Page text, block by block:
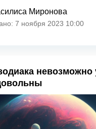
Миронова
7 ноября 2023 10:00
невозможно